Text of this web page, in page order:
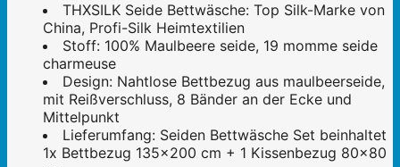
THXSILK Seide Bettwäsche: Top Silk-Marke von
China, Profi-Silk Heimtextilien
Stoff: 100% Maulbeere seide, 19 momme seide
charmeuse
Design: Nahtlose Bettbezug aus maulbeerseide,
mit Reißverschluss, 8 Bänder an der Ecke und
Mittelpunkt
Lieferumfang: Seiden Bettwäsche Set beinhaltet
1x Bettbezug 135x200 cm + 1 Kissenbezug 80x80